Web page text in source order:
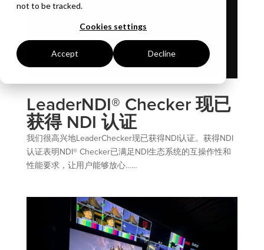
not to be tracked.
Cookies settings
Accept Decline
LeaderNDI® Checker 现已
获得 NDI 认证
我们很高兴地LeaderChecker现已获得NDI认证。获得NDI
认证表明NDI® Checker已满足NDI生态系统的互操作性和
性能要求，让用户能够放心……